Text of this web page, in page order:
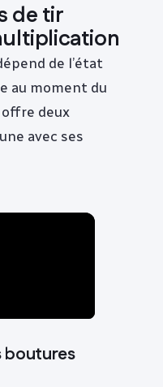
de tir
de l’état
au moment du
deux
avec ses
boutures